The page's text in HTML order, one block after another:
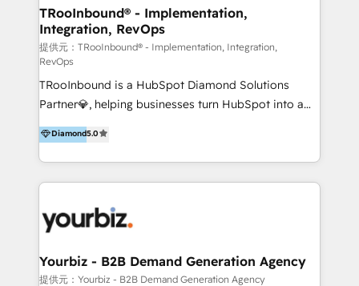
Asegurar resultados medibles Nos especializamos
en bancos, seguros, e-commerce, Desarrolladores
Inmobiliarios y Empresas Distribuidoras de
Productos
TRooInbound® - Implementation,
Integration, RevOps
提供元：TRooInbound® - Implementation, Integration,
RevOps
TRooInbound is a HubSpot Diamond Solutions
Partner💎, helping businesses turn HubSpot into a
scalable growth engine. We work with startups, mid-
market, and enterprise teams to maximize
HubSpot’s full potential through: 💎HubSpot Audits,
Management & Optimization 💎RevOps-powered
Brand Development, Growth Strategy, AI SEO &
Integrations 💎Go-To-Market (GTM) Strategies &
Account-Based Marketing 💎CMS Development &
Diamond5.0
Yourbiz - B2B Demand Generation Agency
提供元：Yourbiz - B2B Demand Generation Agency